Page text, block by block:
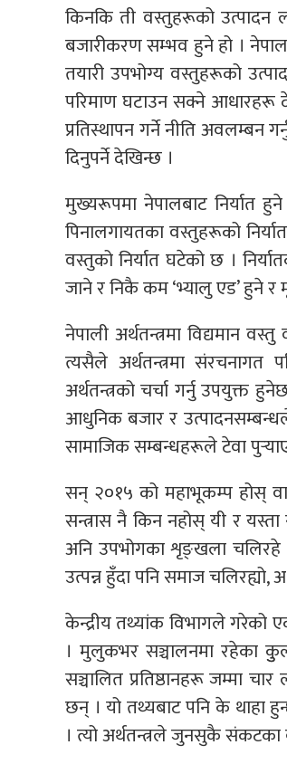
किनकि ती वस्तुहरूको उत्पादन
बजारीकरण सम्भव हुने हो ।
तयारी उपभोग्य वस्तुहरूको
परिमाण घटाउन सक्ने आधारहरू
प्रतिस्थापन गर्ने नीति अवलम्बन
दिनुपर्ने देखिन्छ ।
मुख्यरूपमा नेपालबाट निर्यात
पिनालगायतका वस्तुहरूको
वस्तुको निर्यात घटेको छ ।
जाने र निकै कम ‘भ्यालु एड’ हुने र
नेपाली अर्थतन्त्रमा विद्यमान
त्यसैले अर्थतन्त्रमा संरचनागत
अर्थतन्त्रको चर्चा गर्नु उपयुक्त
आधुनिक बजार र
सामाजिक सम्बन्धहरूले टेवा
सन् २०१५ को महाभूकम्प होस् वा
सन्त्रास नै किन नहोस् यी र
अनि उपभोगका शृङ्खला चलिरहे
उत्पन्न हुँदा पनि समाज चलिरह्यो,
केन्द्रीय तथ्यांक विभागले गरेको
। मुलुकभर सञ्चालनमा रहेका
सञ्चालित प्रतिष्ठानहरू जम्मा
छन् । यो तथ्यबाट पनि के थाहा
। त्यो अर्थतन्त्रले जुनसुकै संकटका